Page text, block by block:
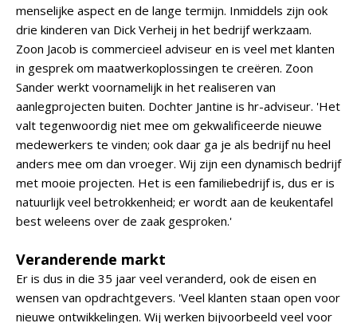
menselijke aspect en de lange termijn. Inmiddels zijn ook
drie kinderen van Dick Verheij in het bedrijf werkzaam.
Zoon Jacob is commercieel adviseur en is veel met klanten
in gesprek om maatwerkoplossingen te creëren. Zoon
Sander werkt voornamelijk in het realiseren van
aanlegprojecten buiten. Dochter Jantine is hr-adviseur. 'Het
valt tegenwoordig niet mee om gekwalificeerde nieuwe
medewerkers te vinden; ook daar ga je als bedrijf nu heel
anders mee om dan vroeger. Wij zijn een dynamisch bedrijf
met mooie projecten. Het is een familiebedrijf is, dus er is
natuurlijk veel betrokkenheid; er wordt aan de keukentafel
best weleens over de zaak gesproken.'
Veranderende markt
Er is dus in die 35 jaar veel veranderd, ook de eisen en
wensen van opdrachtgevers. 'Veel klanten staan open voor
nieuwe ontwikkelingen. Wij werken bijvoorbeeld veel voor